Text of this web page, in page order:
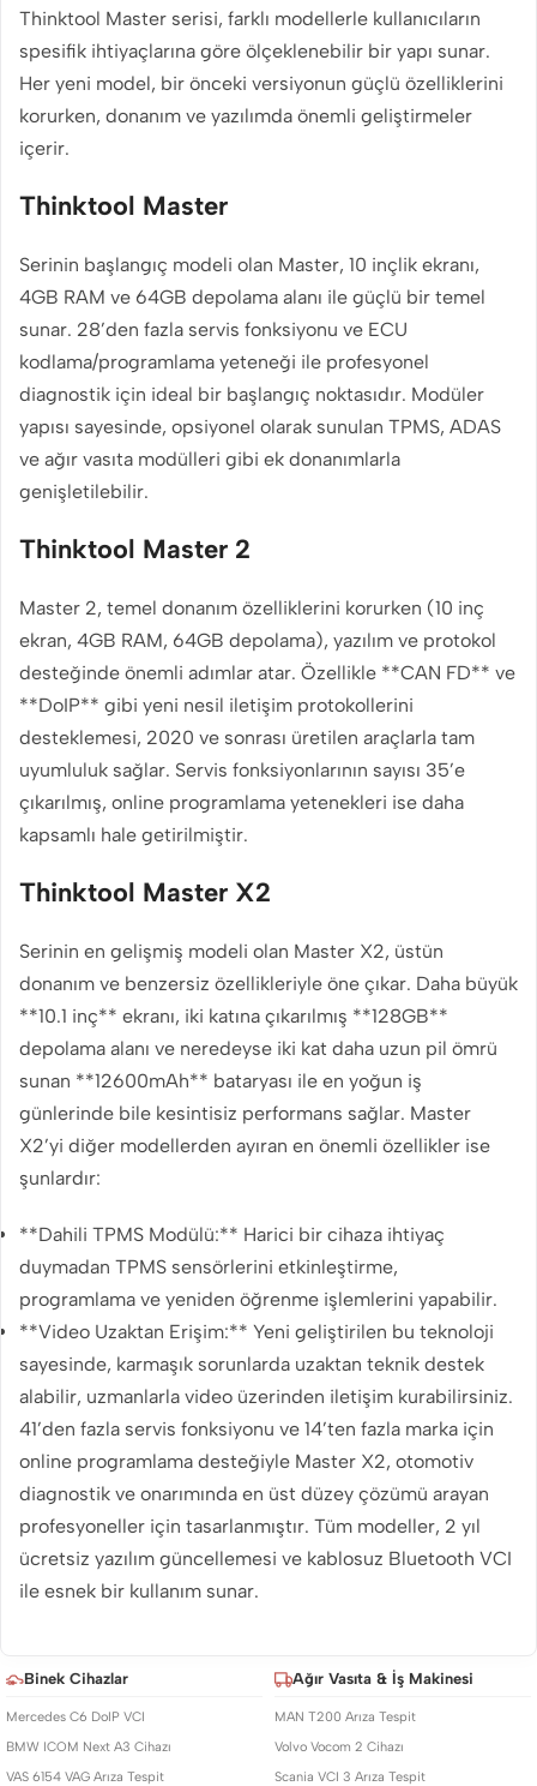
Thinktool Master serisi, farklı modellerle kullanıcıların
spesifik ihtiyaçlarına göre ölçeklenebilir bir yapı sunar.
Her yeni model, bir önceki versiyonun güçlü özelliklerini
korurken, donanım ve yazılımda önemli geliştirmeler
içerir.
Thinktool Master
Serinin başlangıç modeli olan Master, 10 inçlik ekranı,
4GB RAM ve 64GB depolama alanı ile güçlü bir temel
sunar. 28’den fazla servis fonksiyonu ve ECU
kodlama/programlama yeteneği ile profesyonel
diagnostik için ideal bir başlangıç noktasıdır. Modüler
yapısı sayesinde, opsiyonel olarak sunulan TPMS, ADAS
ve ağır vasıta modülleri gibi ek donanımlarla
genişletilebilir.
Thinktool Master 2
Master 2, temel donanım özelliklerini korurken (10 inç
ekran, 4GB RAM, 64GB depolama), yazılım ve protokol
desteğinde önemli adımlar atar. Özellikle **CAN FD** ve
**DoIP** gibi yeni nesil iletişim protokollerini
desteklemesi, 2020 ve sonrası üretilen araçlarla tam
uyumluluk sağlar. Servis fonksiyonlarının sayısı 35’e
çıkarılmış, online programlama yetenekleri ise daha
kapsamlı hale getirilmiştir.
Thinktool Master X2
Serinin en gelişmiş modeli olan Master X2, üstün
donanım ve benzersiz özellikleriyle öne çıkar. Daha büyük
**10.1 inç** ekranı, iki katına çıkarılmış **128GB**
depolama alanı ve neredeyse iki kat daha uzun pil ömrü
sunan **12600mAh** bataryası ile en yoğun iş
günlerinde bile kesintisiz performans sağlar. Master
X2’yi diğer modellerden ayıran en önemli özellikler ise
şunlardır:
**Dahili TPMS Modülü:** Harici bir cihaza ihtiyaç
duymadan TPMS sensörlerini etkinleştirme,
programlama ve yeniden öğrenme işlemlerini yapabilir.
**Video Uzaktan Erişim:** Yeni geliştirilen bu teknoloji
sayesinde, karmaşık sorunlarda uzaktan teknik destek
alabilir, uzmanlarla video üzerinden iletişim kurabilirsiniz.
41’den fazla servis fonksiyonu ve 14’ten fazla marka için
online programlama desteğiyle Master X2, otomotiv
diagnostik ve onarımında en üst düzey çözümü arayan
profesyoneller için tasarlanmıştır. Tüm modeller, 2 yıl
ücretsiz yazılım güncellemesi ve kablosuz Bluetooth VCI
ile esnek bir kullanım sunar.
Binek Cihazlar
Mercedes C6 DoIP VCI
BMW ICOM Next A3 Cihazı
VAS 6154 VAG Arıza Tespit
Ağır Vasıta & İş Makinesi
MAN T200 Arıza Tespit
Volvo Vocom 2 Cihazı
Scania VCI 3 Arıza Tespit